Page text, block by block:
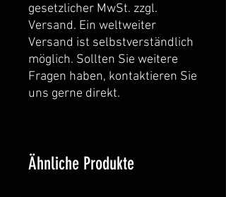
gesetzlicher MwSt. zzgl.
Versand. Ein weltweiter
Versand ist selbstverständlich
möglich. Sollten Sie weitere
Fragen haben, kontaktieren Sie
uns gerne direkt.
Ähnliche Produkte